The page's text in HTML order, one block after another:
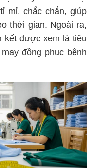
mỉ, chắc chắn, giúp
thời gian. Ngoài ra,
kết được xem là tiêu
đồng phục bệnh